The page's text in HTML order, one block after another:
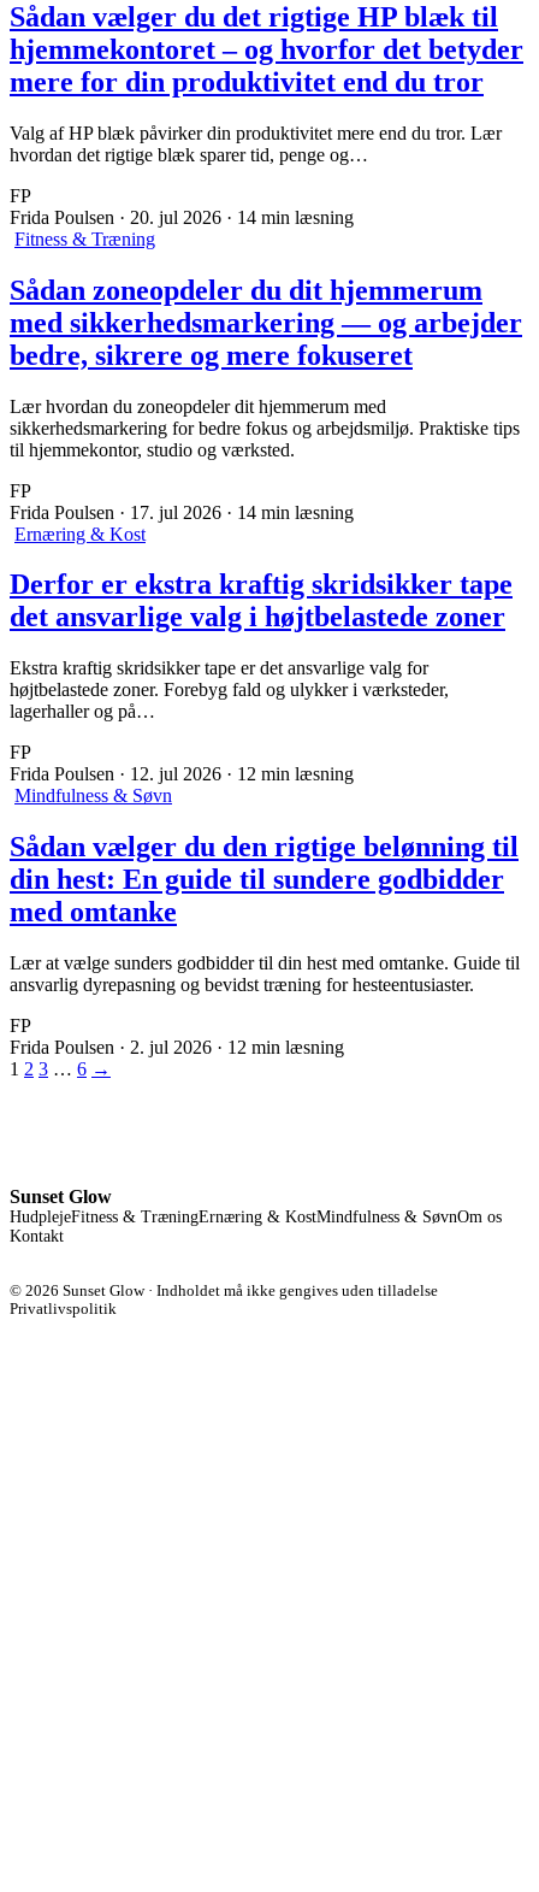
Sådan vælger du det rigtige HP blæk til
hjemmekontoret – og hvorfor det betyder
mere for din produktivitet end du tror
Valg af HP blæk påvirker din produktivitet mere end du tror. Lær
hvordan det rigtige blæk sparer tid, penge og…
FP
Frida Poulsen · 20. jul 2026 · 14 min læsning
Fitness & Træning
Sådan zoneopdeler du dit hjemmerum
med sikkerhedsmarkering — og arbejder
bedre, sikrere og mere fokuseret
Lær hvordan du zoneopdeler dit hjemmerum med
sikkerhedsmarkering for bedre fokus og arbejdsmiljø. Praktiske tips
til hjemmekontor, studio og værksted.
FP
Frida Poulsen · 17. jul 2026 · 14 min læsning
Ernæring & Kost
Derfor er ekstra kraftig skridsikker tape
det ansvarlige valg i højtbelastede zoner
Ekstra kraftig skridsikker tape er det ansvarlige valg for
højtbelastede zoner. Forebyg fald og ulykker i værksteder,
lagerhaller og på…
FP
Frida Poulsen · 12. jul 2026 · 12 min læsning
Mindfulness & Søvn
Sådan vælger du den rigtige belønning til
din hest: En guide til sundere godbidder
med omtanke
Lær at vælge sunders godbidder til din hest med omtanke. Guide til
ansvarlig dyrepasning og bevidst træning for hesteentusiaster.
FP
Frida Poulsen · 2. jul 2026 · 12 min læsning
1 2 3 … 6 →
Sunset Glow
HudplejeFitness & TræningErnæring & KostMindfulness & SøvnOm os
Kontakt
© 2026 Sunset Glow · Indholdet må ikke gengives uden tilladelse
Privatlivspolitik